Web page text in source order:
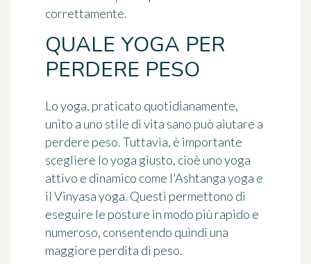
correttamente.
QUALE YOGA PER
PERDERE PESO
Lo yoga, praticato quotidianamente,
unito a uno stile di vita sano può aiutare a
perdere peso. Tuttavia, è importante
scegliere lo yoga giusto, cioè uno yoga
attivo e dinamico come l'Ashtanga yoga e
il Vinyasa yoga. Questi permettono di
eseguire le posture in modo più rapido e
numeroso, consentendo quindi una
maggiore perdita di peso.